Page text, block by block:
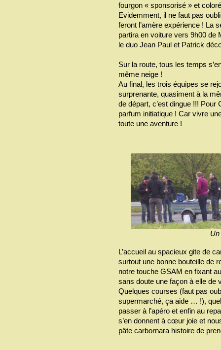
fourgon « sponsorisé » et
Evidemment, il ne faut pas
feront l’amère expérience ! La
partira en voiture vers 9h00 de
le duo Jean Paul et Patrick
Sur la route, tous les temps
même neige !
Au final, les trois équipes se
surprenante, quasiment à la
de départ, c’est dingue !!!
parfum initiatique ! Car vivre
toute une aventure !
L’accueil au spacieux gite de
surtout une bonne bouteille de
notre touche GSAM en fixant
sans doute une façon à elle de
Quelques courses (faut pas
supermarché, ça aide … !),
passer à l’apéro et enfin au
s’en donnent à cœur joie et
pâte carbornara histoire de